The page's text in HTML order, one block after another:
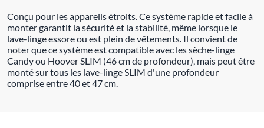
Conçu pour les appareils étroits. Ce système rapide et facile à
monter garantit la sécurité et la stabilité, même lorsque le
lave-linge essore ou est plein de vêtements. Il convient de
noter que ce système est compatible avec les sèche-linge
Candy ou Hoover SLIM (46 cm de profondeur), mais peut être
monté sur tous les lave-linge SLIM d'une profondeur
comprise entre 40 et 47 cm.